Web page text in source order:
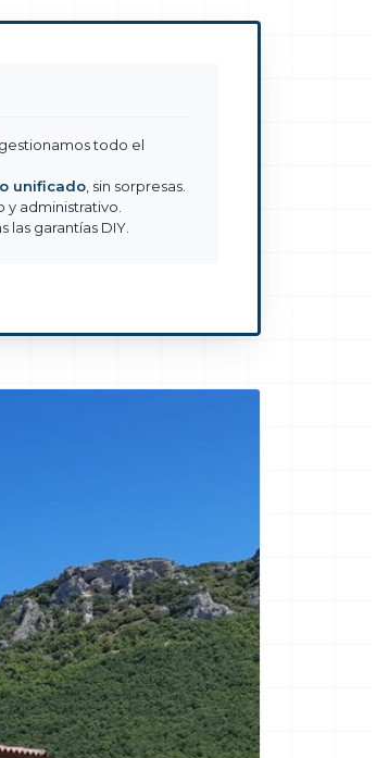
todo el
unificado, sin sorpresas.
y administrativo.
las garantías DIY.